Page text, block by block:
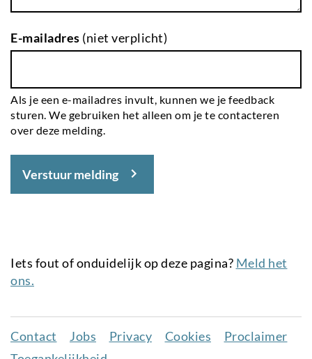
E-mailadres (niet verplicht)
Als je een e-mailadres invult, kunnen we je feedback
sturen. We gebruiken het alleen om je te contacteren
over deze melding.
Verstuur melding
Iets fout of onduidelijk op deze pagina? Meld het
ons.
Juridisch
Contact Jobs Privacy Cookies
Proclaimer